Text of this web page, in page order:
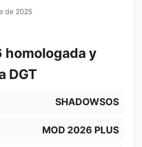
de 2025
homologada y
DGT
SHADOWSOS
MOD 2026 PLUS